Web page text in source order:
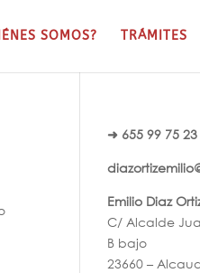
SOMOS? TRÁMITES
➜ 655 99 75 23
Emilio Diaz
C/ Alcalde
B bajo
23660 –